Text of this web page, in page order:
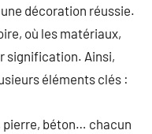
décoration réussie.
où les matériaux,
signification. Ainsi,
éléments clés :
pierre, béton… chacun